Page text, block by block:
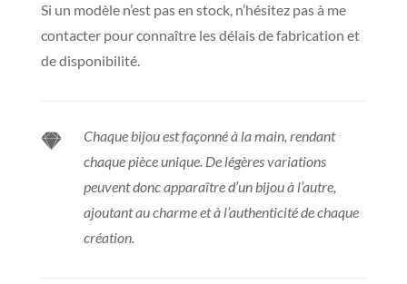
Si un modèle n’est pas en stock, n’hésitez pas à me
contacter pour connaître les délais de fabrication et
de disponibilité.

Chaque bijou est façonné à la main, rendant
chaque pièce unique. De légères variations
peuvent donc apparaître d’un bijou à l’autre,
ajoutant au charme et à l’authenticité de chaque
création.